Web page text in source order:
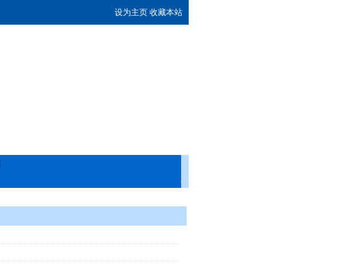
设为主页 收藏本站